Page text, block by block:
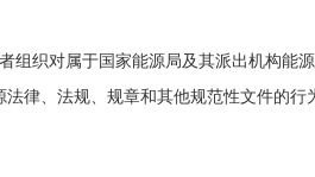
织对属于国家能源局及其派出机构能
律、法规、规章和其他规范性文件的